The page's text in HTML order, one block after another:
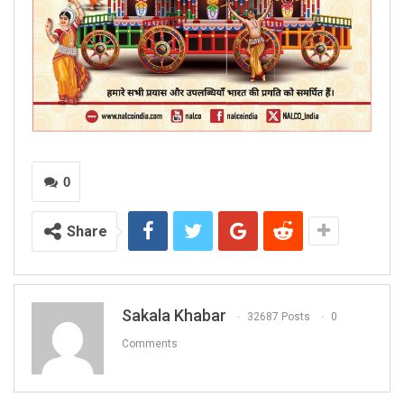
0
Share
Sakala Khabar 32687 Posts 0
Comments